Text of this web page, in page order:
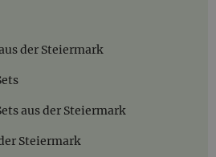
der Steiermark
aus der Steiermark
Steiermark